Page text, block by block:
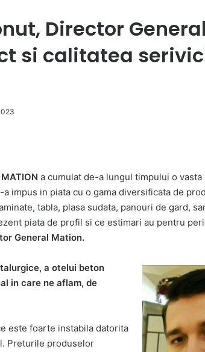
Director
si calitatea
MATION a cumulat de-a lungul timpului o
impus in piata cu o gama diversificata de
tabla, plasa sudata, panouri de gard,
piata de profil si ce estimari au pentru
General Mation.
a otelui beton
in care ne aflam, de
este foarte instabila datorita
Preturile produselor